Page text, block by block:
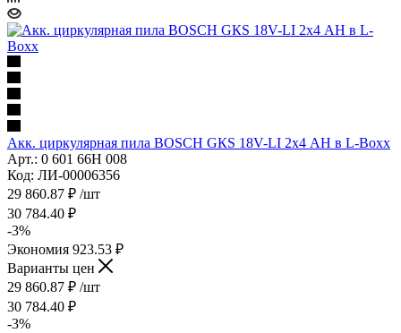
Акк. циркулярная пила BOSCH GКS 18V-LI 2х4 АН в L-Boxx
Арт.: 0 601 66H 008
Код: ЛИ-00006356
29 860.87 ₽ /шт
30 784.40 ₽
-3%
Экономия 923.53 ₽
Варианты цен
29 860.87 ₽ /шт
30 784.40 ₽
-3%